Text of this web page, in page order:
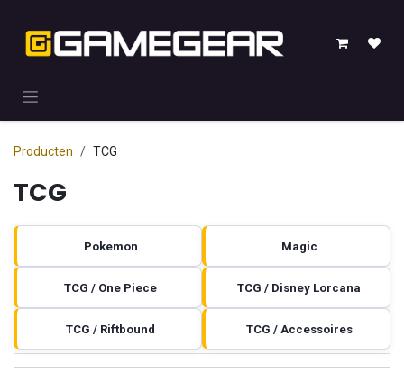
Producten TCG
TCG
Pokemon Magic
TCG / One Piece TCG / Disney Lorcana
TCG / Riftbound TCG / Accessoires